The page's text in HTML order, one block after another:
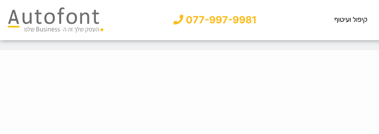
קיפול ועיטוף 077-997-9981